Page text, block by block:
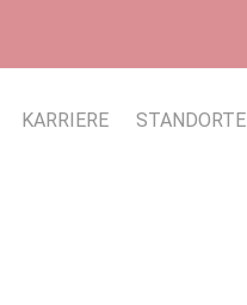
KARRIERE STANDORTE